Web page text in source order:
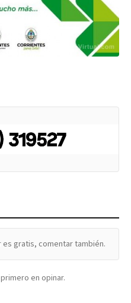
gratis, comentar también.
en opinar.